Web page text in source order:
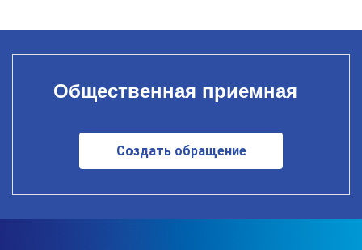
Общественная приемная
Создать обращение